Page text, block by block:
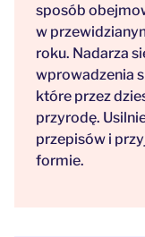
sposób
w
roku. Nadarza
wprowadzenia
które przez
przyrodę.
przepisów i
formie.